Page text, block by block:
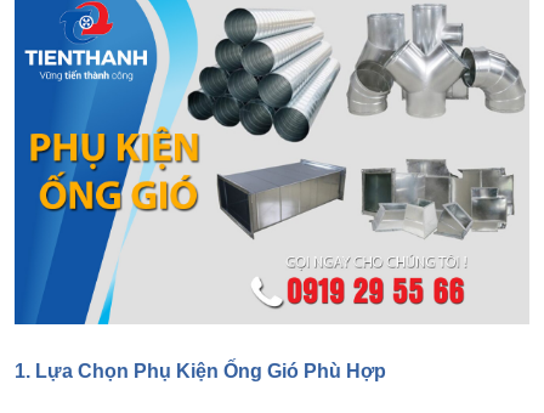
1. Lựa Chọn Phụ Kiện Ống Gió Phù Hợp